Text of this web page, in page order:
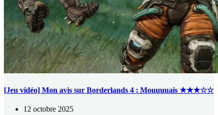
[Jeu vidéo] Mon avis sur Borderlands 4 : Mouuuuais ★★★☆☆
12 octobre 2025